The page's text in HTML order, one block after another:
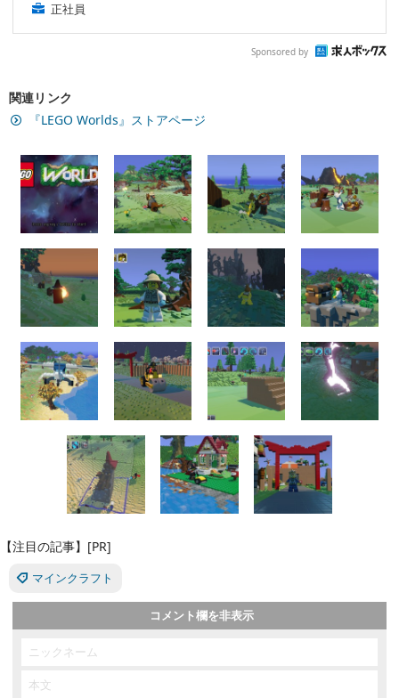
正社員
Sponsored by
関連リンク
『LEGO Worlds』ストアページ
【注目の記事】[PR]
マインクラフト
コメント欄を非表示